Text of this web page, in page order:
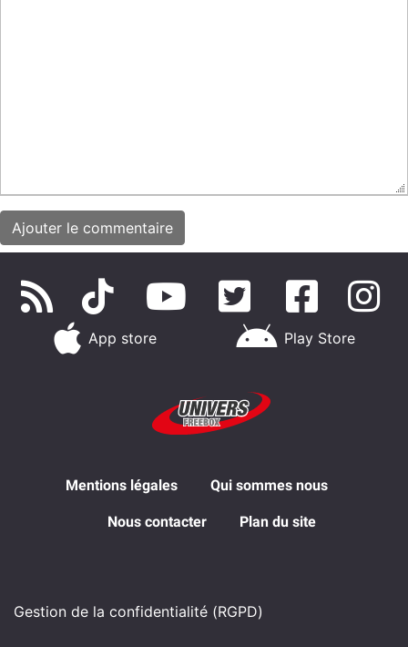
App store Play Store
Mentions légales Qui sommes nous
Nous contacter Plan du site
Gestion de la confidentialité (RGPD)